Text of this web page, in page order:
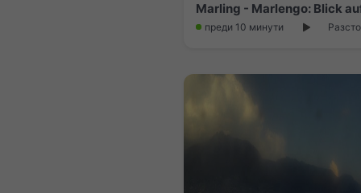
Marling - Marlengo: Blick
преди 10 минути